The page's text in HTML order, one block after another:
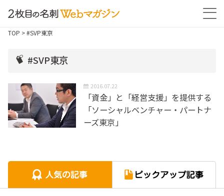
TOP > #SVP東京
#SVP東京
2016.07.22
「資金」と「経営支援」を提供する
「ソーシャルベンチャー・パートナ
ーズ東京」